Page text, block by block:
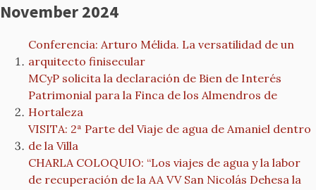
November 2024
Conferencia: Arturo Mélida. La versatilidad de un
arquitecto finisecular
MCyP solicita la declaración de Bien de Interés
Patrimonial para la Finca de los Almendros de
Hortaleza
VISITA: 2ª Parte del Viaje de agua de Amaniel dentro
de la Villa
CHARLA COLOQUIO: “Los viajes de agua y la labor
de recuperación de la AA VV San Nicolás Dehesa la